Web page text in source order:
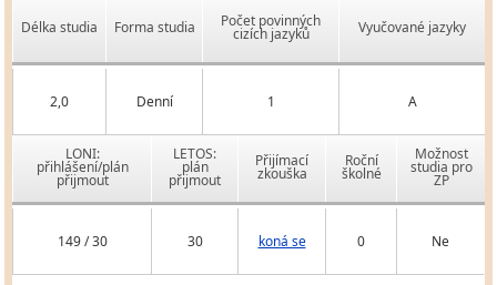
Délka studia Forma studia Počet povinných
cizích jazyků Vyučované jazyky
2,0 Denní 1 A
LONI:
přihlášení/plán
přijmout
LETOS:
plán
přijmout
Přijímací
zkouška
Roční
školné
Možnost
studia pro
ZP
149 / 30 30 koná se 0 Ne